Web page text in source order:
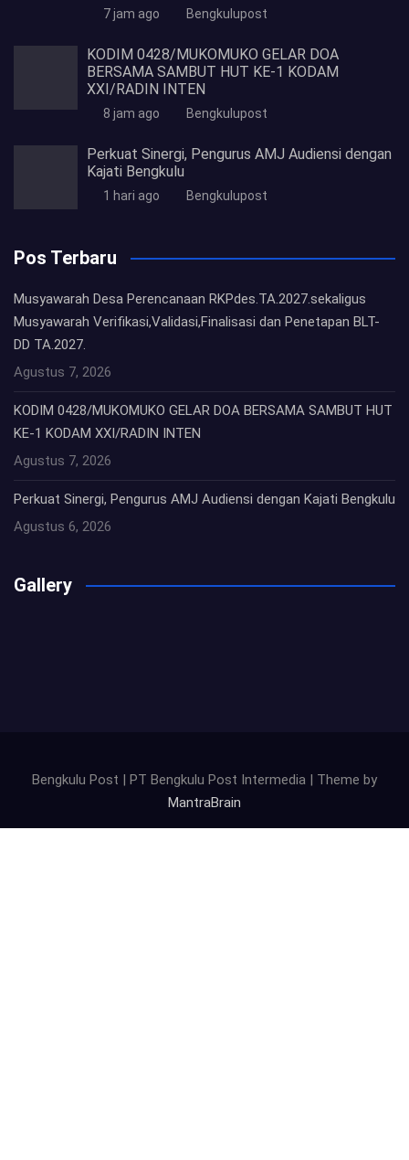
7 jam ago Bengkulupost
KODIM 0428/MUKOMUKO GELAR DOA
BERSAMA SAMBUT HUT KE-1 KODAM
XXI/RADIN INTEN
8 jam ago Bengkulupost
Perkuat Sinergi, Pengurus AMJ Audiensi dengan
Kajati Bengkulu
1 hari ago Bengkulupost
Pos Terbaru
Musyawarah Desa Perencanaan RKPdes.TA.2027.sekaligus
Musyawarah Verifikasi,Validasi,Finalisasi dan Penetapan BLT-
DD TA.2027.
Agustus 7, 2026
KODIM 0428/MUKOMUKO GELAR DOA BERSAMA SAMBUT HUT
KE-1 KODAM XXI/RADIN INTEN
Agustus 7, 2026
Perkuat Sinergi, Pengurus AMJ Audiensi dengan Kajati Bengkulu
Agustus 6, 2026
Gallery
Bengkulu Post | PT Bengkulu Post Intermedia | Theme by
MantraBrain